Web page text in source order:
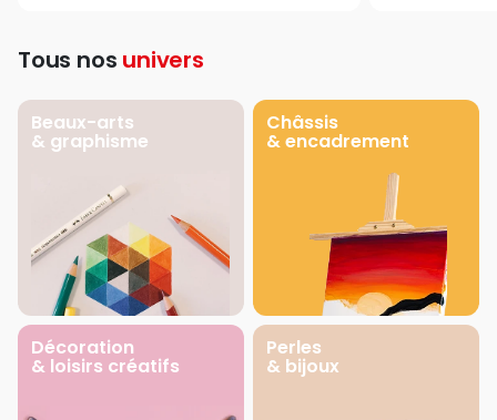
Tous nos univers
Beaux-arts
& graphisme
Châssis
& encadrement
Décoration
& loisirs créatifs
Perles
& bijoux